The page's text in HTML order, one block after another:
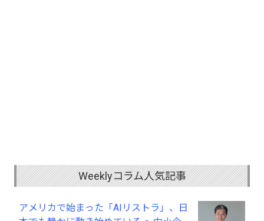
Weeklyコラム人気記事
アメリカで始まった「AIリストラ」、日